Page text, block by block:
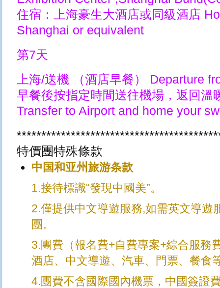
住宿：上海豪生大酒店或同級酒店
Shanghai or equivalent
第7天
上海/送機 （酒店早餐） Departure
早餐後按指定時間送往機場，返回溫
Transfer to Airport and home your
特價團特殊條款
中国和亚州旅游条款
1.接待標識“發現中國美”。
2.僅提供中文導遊服務,如需英文導遊
團。
3.團費（報名費+自費專案+綜合服務
酒店、中文導遊、汽車、門票、餐食
4.團費不含國際國內機票，中國簽證